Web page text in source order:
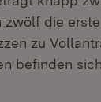
die
zu
befinden